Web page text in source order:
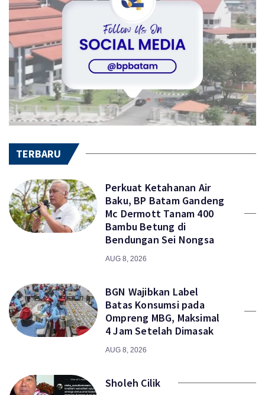
TERBARU
Perkuat Ketahanan Air
Baku, BP Batam Gandeng
Mc Dermott Tanam 400
Bambu Betung di
Bendungan Sei Nongsa
AUG 8, 2026
BGN Wajibkan Label
Batas Konsumsi pada
Ompreng MBG, Maksimal
4 Jam Setelah Dimasak
AUG 8, 2026
Sholeh Cilik